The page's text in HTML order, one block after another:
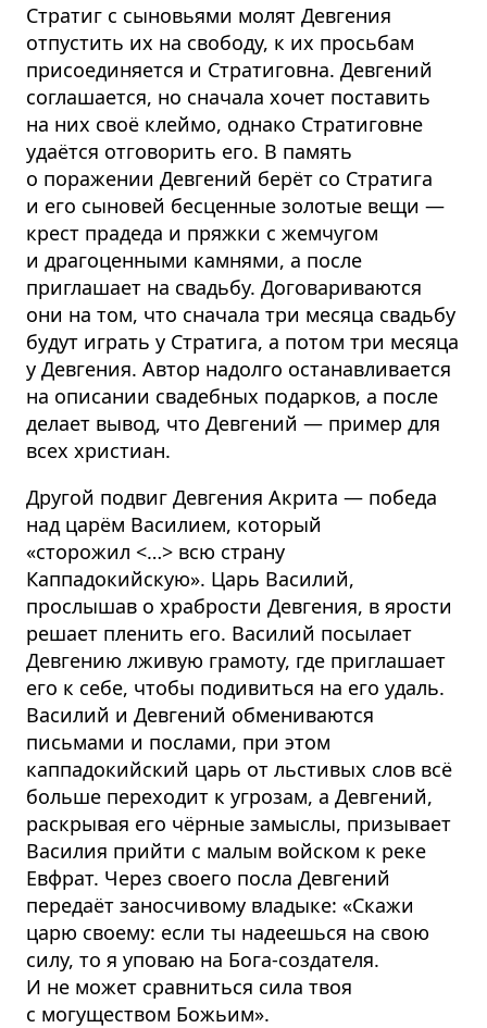
Стратиг с сыновьями молят Девгения
отпустить их на свободу, к их просьбам
присоединяется и Стратиговна. Девгений
соглашается, но сначала хочет поставить
на них своё клеймо, однако Стратиговне
удаётся отговорить его. В память
о поражении Девгений берёт со Стратига
и его сыновей бесценные золотые вещи —
крест прадеда и пряжки с жемчугом
и драгоценными камнями, а после
приглашает на свадьбу. Договариваются
они на том, что сначала три месяца свадьбу
будут играть у Стратига, а потом три месяца
у Девгения. Автор надолго останавливается
на описании свадебных подарков, а после
делает вывод, что Девгений — пример для
всех христиан.
Другой подвиг Девгения Акрита — победа
над царём Василием, который
«сторожил <…> всю страну
Каппадокийскую». Царь Василий,
прослышав о храбрости Девгения, в ярости
решает пленить его. Василий посылает
Девгению лживую грамоту, где приглашает
его к себе, чтобы подивиться на его удаль.
Василий и Девгений обмениваются
письмами и послами, при этом
каппадокийский царь от льстивых слов всё
больше переходит к угрозам, а Девгений,
раскрывая его чёрные замыслы, призывает
Василия прийти с малым войском к реке
Евфрат. Через своего посла Девгений
передаёт заносчивому владыке: «Скажи
царю своему: если ты надеешься на свою
силу, то я уповаю на Бога-создателя.
И не может сравниться сила твоя
с могуществом Божьим».